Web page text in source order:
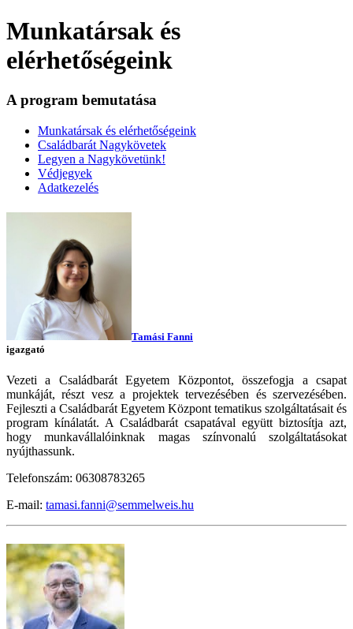
Munkatársak és
elérhetőségeink
A program bemutatása
Munkatársak és elérhetőségeink
Családbarát Nagykövetek
Legyen a Nagykövetünk!
Védjegyek
Adatkezelés
Tamási Fanni
igazgató
Vezeti a Családbarát Egyetem Központot, összefogja a csapat
munkáját, részt vesz a projektek tervezésében és szervezésében.
Fejleszti a Családbarát Egyetem Központ tematikus szolgáltatásait és
program kínálatát. A Családbarát csapatával együtt biztosítja azt,
hogy munkavállalóinknak magas színvonalú szolgáltatásokat
nyújthassunk.
Telefonszám: 06308783265
E-mail: tamasi.fanni@semmelweis.hu